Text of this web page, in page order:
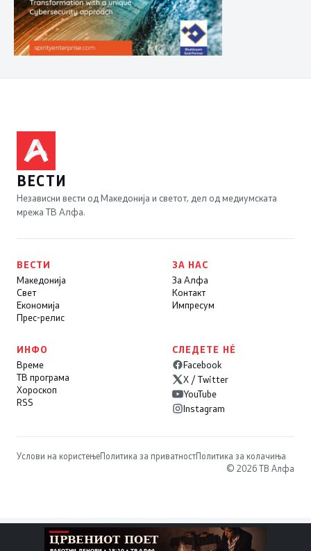
ВЕСТИ
Независни вести од Македонија и светот, дел од медиумската
мрежа ТВ Алфа.
ВЕСТИ
Македонија
Свет
Економија
Прес-релис
ЗА НАС
За Алфа
Контакт
Импресум
ИНФО
Време
ТВ програма
Хороскоп
RSS
СЛЕДЕТЕ НÉ
Facebook
X / Twitter
YouTube
Instagram
Услови на користењеПолитика за приватностПолитика за колачиња
© 2026 ТВ Алфа